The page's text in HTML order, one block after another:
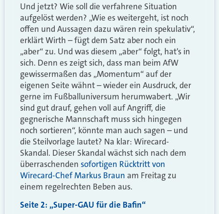
Und jetzt? Wie soll die verfahrene Situation
aufgelöst werden? „Wie es weitergeht, ist noch
offen und Aussagen dazu wären rein spekulativ“,
erklärt Wirth – fügt dem Satz aber noch ein
„aber“ zu. Und was diesem „aber“ folgt, hat’s in
sich. Denn es zeigt sich, dass man beim AfW
gewissermaßen das „Momentum“ auf der
eigenen Seite wähnt – wieder ein Ausdruck, der
gerne im Fußballuniversum herumwabert. „Wir
sind gut drauf, gehen voll auf Angriff, die
gegnerische Mannschaft muss sich hingegen
noch sortieren“, könnte man auch sagen – und
die Steilvorlage lautet? Na klar: Wirecard-
Skandal. Dieser Skandal wächst sich nach dem
überraschenden sofortigen Rücktritt von
Wirecard-Chef Markus Braun am Freitag zu
einem regelrechten Beben aus.
Seite 2: „Super-GAU für die Bafin“